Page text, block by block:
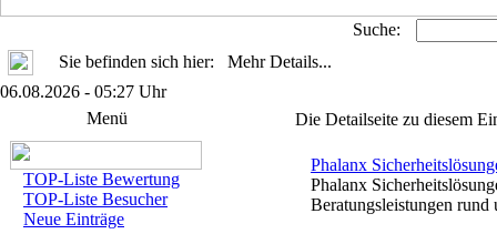
Suche:
Sie befinden sich hier: Mehr Details...
06.08.2026 - 05:27 Uhr
Menü
TOP-Liste Bewertung
TOP-Liste Besucher
Neue Einträge
Die Detailseite zu diesem
Phalanx
Phalanx
Beratungsleistungen